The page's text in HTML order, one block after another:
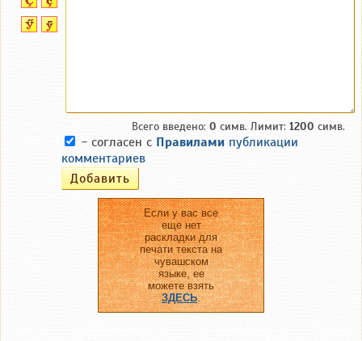
Всего введено: 0 симв. Лимит: 1200 симв.
- согласен с Правилами публикации
комментариев
Если у вас все
еще нет
раскладки для
печати текста на
чувашском
языке, ее
можете взять
ЗДЕСЬ.